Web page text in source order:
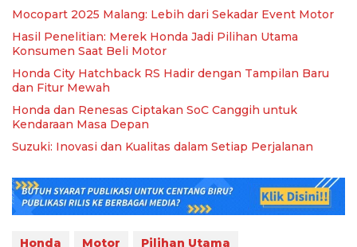
Mocopart 2025 Malang: Lebih dari Sekadar Event Motor
Hasil Penelitian: Merek Honda Jadi Pilihan Utama
Konsumen Saat Beli Motor
Honda City Hatchback RS Hadir dengan Tampilan Baru
dan Fitur Mewah
Honda dan Renesas Ciptakan SoC Canggih untuk
Kendaraan Masa Depan
Suzuki: Inovasi dan Kualitas dalam Setiap Perjalanan
Honda Motor
Pilihan Utama